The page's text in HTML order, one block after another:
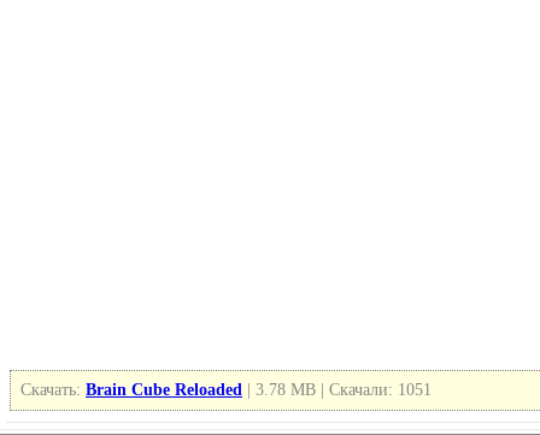
Скачать: Brain Cube Reloaded | 3.78 MB | Скачали: 1051